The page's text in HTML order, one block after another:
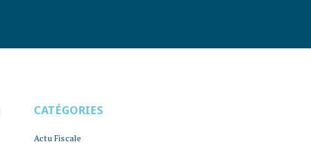
CATÉGORIES
Actu Fiscale